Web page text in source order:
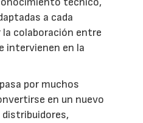
a cada
colaboración entre
intervienen en la
por muchos
en un nuevo